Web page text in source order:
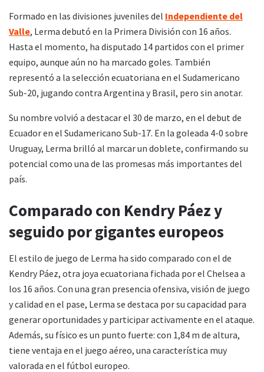
Formado en las divisiones juveniles del Independiente del
Valle, Lerma debutó en la Primera División con 16 años.
Hasta el momento, ha disputado 14 partidos con el primer
equipo, aunque aún no ha marcado goles. También
representó a la selección ecuatoriana en el Sudamericano
Sub-20, jugando contra Argentina y Brasil, pero sin anotar.
Su nombre volvió a destacar el 30 de marzo, en el debut de
Ecuador en el Sudamericano Sub-17. En la goleada 4-0 sobre
Uruguay, Lerma brilló al marcar un doblete, confirmando su
potencial como una de las promesas más importantes del
país.
Comparado con Kendry Páez y
seguido por gigantes europeos
El estilo de juego de Lerma ha sido comparado con el de
Kendry Páez, otra joya ecuatoriana fichada por el Chelsea a
los 16 años. Con una gran presencia ofensiva, visión de juego
y calidad en el pase, Lerma se destaca por su capacidad para
generar oportunidades y participar activamente en el ataque.
Además, su físico es un punto fuerte: con 1,84 m de altura,
tiene ventaja en el juego aéreo, una característica muy
valorada en el fútbol europeo.